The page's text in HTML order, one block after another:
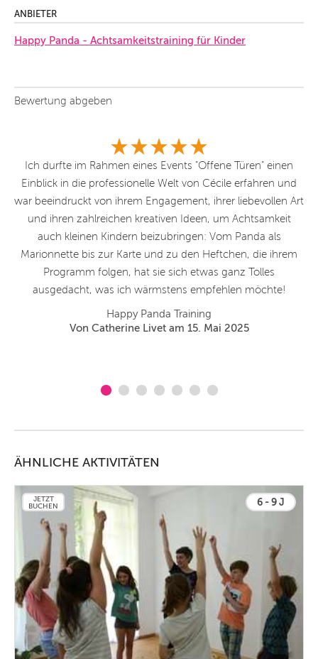
ANBIETER
Happy Panda - Achtsamkeitstraining für Kinder
Bewertung abgeben
​Ich durfte im Rahmen eines Events "Offene Türen" einen
Einblick in die professionelle Welt von Cécile erfahren und
war beeindruckt von ihrem Engagement, ihrer liebevollen Art
und ihren zahlreichen kreativen Ideen, um Achtsamkeit
auch kleinen Kindern beizubringen: Vom Panda als
Marionnette bis zur Karte und zu den Heftchen, die ihrem
Programm folgen, hat sie sich etwas ganz Tolles
ausgedacht, was ich wärmstens empfehlen möchte!
Happy Panda Training
Von Catherine Livet am 15. Mai 2025
ÄHNLICHE AKTIVITÄTEN
JETZT
BUCHEN
6 - 9 J